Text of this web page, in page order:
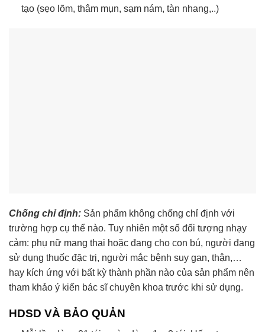
tạo (sẹo lõm, thâm mụn, sạm nám, tàn nhang,..)
Chống chỉ định: Sản phẩm không chống chỉ định với
trường hợp cụ thể nào. Tuy nhiên một số đối tượng nhạy
cảm: phụ nữ mang thai hoặc đang cho con bú, người đang
sử dụng thuốc đặc trị, người mắc bệnh suy gan, thận,…
hay kích ứng với bất kỳ thành phần nào của sản phẩm nên
tham khảo ý kiến bác sĩ chuyên khoa trước khi sử dụng.
HDSD VÀ BẢO QUẢN